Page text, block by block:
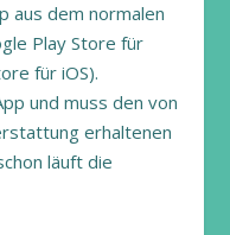
aus dem normalen
Play Store für
für iOS).
und muss den von
erhaltenen
läuft die